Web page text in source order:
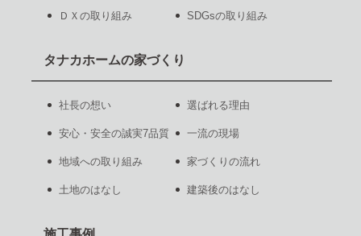
ＤＸの取り組み SDGsの取り組み
タナカホームの家づくり
社長の想い 選ばれる理由
安心・安全の誠実7品質 一流の現場
地域への取り組み 家づくりの流れ
土地のはなし 建築後のはなし